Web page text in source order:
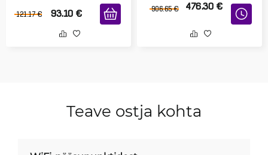
121.17 € 93.10 €
906.65 € 476.30 €
Teave ostja kohta